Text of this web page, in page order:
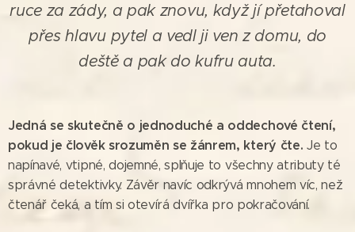
ruce za zády, a pak znovu, když jí přetahoval
přes hlavu pytel a vedl ji ven z domu, do
deště a pak do kufru auta.
Jedná se skutečně o jednoduché a oddechové čtení,
pokud je člověk srozuměn se žánrem, který čte. Je to
napínavé, vtipné, dojemné, splňuje to všechny atributy té
správné detektivky. Závěr navíc odkrývá mnohem víc, než
čtenář čeká, a tím si otevírá dvířka pro pokračování.